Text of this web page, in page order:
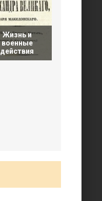
Жизнь и
военные
действия